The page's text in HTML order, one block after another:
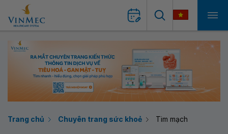
Trang chủ Chuyên trang sức khoẻ Tim mạch